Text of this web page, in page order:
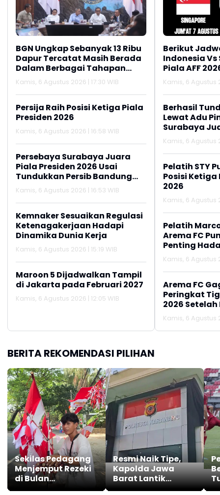
BGN Ungkap Sebanyak 13 Ribu
Dapur Tercatat Masih Berada
Dalam Berbagai Tahapan
Verifikasi dan Belum
Seluruhnya Siap Beroperasi
Kamis, 6 Agustus 2026 | 17:30 WIB
Persija Raih Posisi Ketiga Piala
Presiden 2026
Kamis, 6 Agustus 2026 | 16:58 WIB
Persebaya Surabaya Juara
Piala Presiden 2026 Usai
Tundukkan Persib Bandung
Lewat Adu Penalti
Kamis, 6 Agustus 2026 | 16:53 WIB
Kemnaker Sesuaikan Regulasi
Ketenagakerjaan Hadapi
Dinamika Dunia Kerja
Kamis, 6 Agustus 2026 | 15:19 WIB
Maroon 5 Dijadwalkan Tampil
di Jakarta pada Februari 2027
Kamis, 6 Agustus 2026 | 12:05 WIB
Berikut
Indonesia
Piala AFF
Kamis, 6 Agustus
Berhasil
Lewat Adu
Surabaya
2026
Kamis, 6 Agustus
Pelatih STY
Posisi Ketiga
2026
Kamis, 6 Agustus
Pelatih
Arema FC
Penting
Kamis, 6 Agustus
Arema FC
Peringkat
2026
Persija
Kamis, 6 Agustus
BERITA REKOMENDASI PILIHAN
Sekilas Pedagang
Menjemput Rezeki
di Bulan
Kemerdekaan
Resmi Naik Tipe,
Kapolda Jawa
Barat Lantik
Kombes Pol. Mario